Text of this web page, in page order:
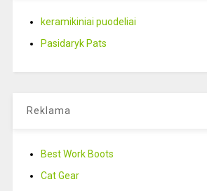
keramikiniai puodeliai
Pasidaryk Pats
Reklama
Best Work Boots
Cat Gear